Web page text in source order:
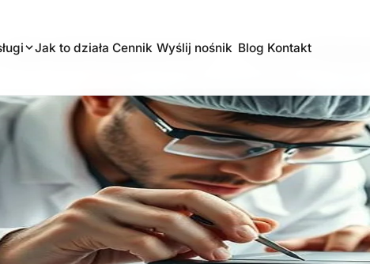
Danych
Jak to działa Cennik Wyślij nośnik Blog Kontakt
— czy